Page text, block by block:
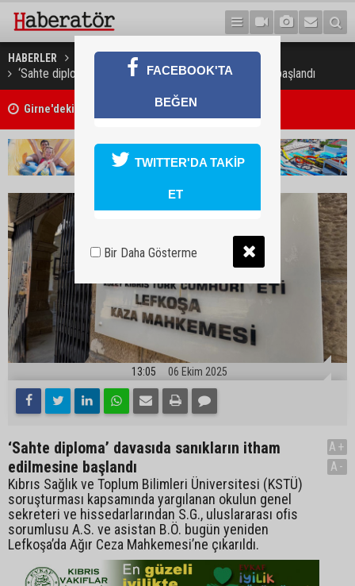
HABERLER GÜNDEM
‘Sahte diploma’ davasıda sanıkların itham edilmesine başlandı
Girne'deki cinayet zanlısı polis tarafından yakalandı
Kadını takip ederek saldırdığı açıklandı
13:05 06 Ekim 2025
‘Sahte diploma’ davasıda sanıkların itham
edilmesine başlandı
Kıbrıs Sağlık ve Toplum Bilimleri Üniversitesi (KSTÜ)
soruşturması kapsamında yargılanan okulun genel
sekreteri ve hissedarlarından S.G., uluslararası ofis
sorumlusu A.S. ve asistan B.Ö. bugün yeniden
Lefkoşa’da Ağır Ceza Mahkemesi’ne çıkarıldı.
A+
A-
FACEBOOK'TA
BEĞEN
TWITTER'DA TAKİP
ET
Bir Daha Gösterme